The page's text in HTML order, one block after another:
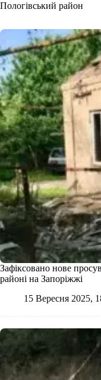
Пологівський район
Зафіксовано нове
районі на Запоріжжі
15 Вересня 2025,